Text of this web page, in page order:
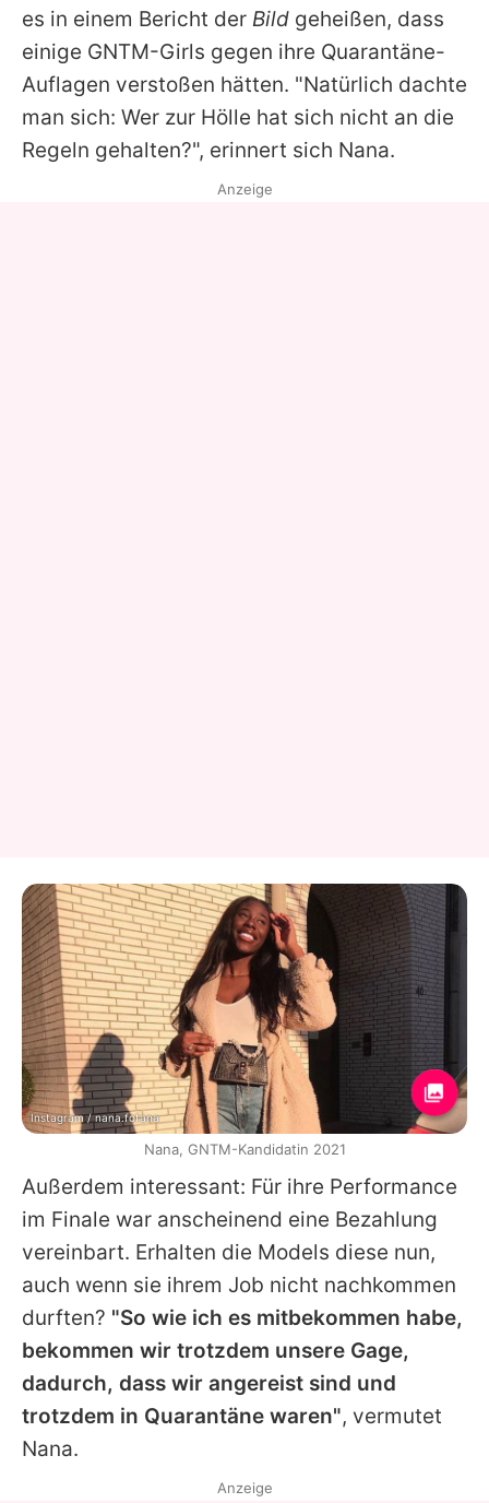
es in einem Bericht der Bild geheißen, dass
einige GNTM-Girls gegen ihre Quarantäne-
Auflagen verstoßen hätten. "Natürlich dachte
man sich: Wer zur Hölle hat sich nicht an die
Regeln gehalten?", erinnert sich Nana.
Außerdem interessant: Für ihre Performance
im Finale war anscheinend eine Bezahlung
vereinbart. Erhalten die Models diese nun,
auch wenn sie ihrem Job nicht nachkommen
durften? "So wie ich es mitbekommen habe,
bekommen wir trotzdem unsere Gage,
dadurch, dass wir angereist sind und
trotzdem in Quarantäne waren", vermutet
Nana.
Anzeige
Instagram / nana.fofana
Nana, GNTM-Kandidatin 2021
Anzeige